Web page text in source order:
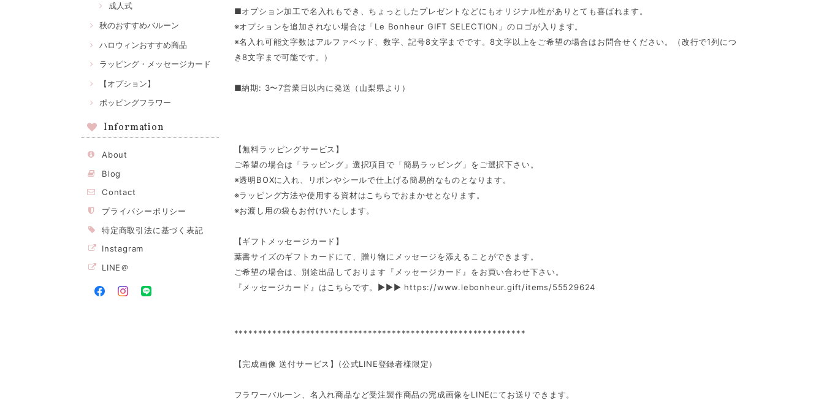
成人式
秋のおすすめバルーン
ハロウィンおすすめ商品
ラッピング・メッセージカード
【オプション】
ポッピングフラワー
Information
About
Blog
Contact
プライバシーポリシー
特定商取引法に基づく表記
Instagram
LINE＠
■オプション加工で名入れもでき、ちょっとしたプレゼントなどにもオリジナル性がありとても喜ばれます。
※オプションを追加されない場合は「Le Bonheur GIFT SELECTION」のロゴが入ります。
※名入れ可能文字数はアルファベッド、数字、記号8文字までです。8文字以上をご希望の場合はお問合せください。（改行で1列につ
き8文字まで可能です。）
■納期: 3〜7営業日以内に発送（山梨県より）
【無料ラッピングサービス】
ご希望の場合は「ラッピング」選択項目で「簡易ラッピング」をご選択下さい。
※透明BOXに入れ、リボンやシールで仕上げる簡易的なものとなります。
※ラッピング方法や使用する資材はこちらでおまかせとなります。
※お渡し用の袋もお付けいたします。
【ギフトメッセージカード】
葉書サイズのギフトカードにて、贈り物にメッセージを添えることができます。
ご希望の場合は、別途出品しております『メッセージカード』をお買い合わせ下さい。
『メッセージカード』はこちらです。►►► https://www.lebonheur.gift/items/55529624
*************************************************************
【完成画像 送付サービス】(公式LINE登録者様限定）
フラワーバルーン、名入れ商品など受注製作商品の完成画像をLINEにてお送りできます。